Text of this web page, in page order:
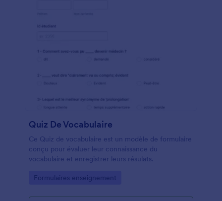
Quiz De Vocabulaire
Ce Quiz de vocabulaire est un modèle de formulaire
conçu pour évaluer leur connaissance du
vocabulaire et enregistrer leurs résulats.
Go to Category:
Formulaires enseignement